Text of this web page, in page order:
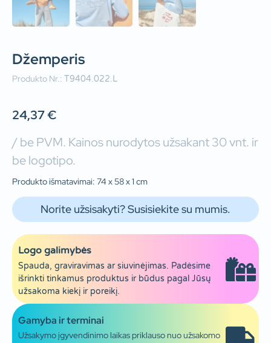
Džemperis
Produkto Nr.: T9404.022.L
24,37€
/ be PVM. Kainos nurodytos užsakant 30 vnt. ir
be logotipo.
Produkto išmatavimai: 74 x 58 x 1 cm
Norite užsisakyti? Susisiekite su mumis.
Logo galimybės
Spauda, graviravimas ar siuvinėjimas. Padėsime
išrinkti tinkamus produktus ir būdus pagal Jūsų
užsakoma kiekį ir poreikį.
Gamyba ir terminai
Užsakymo įgyvendinimo laikas priklauso nuo užsakomo